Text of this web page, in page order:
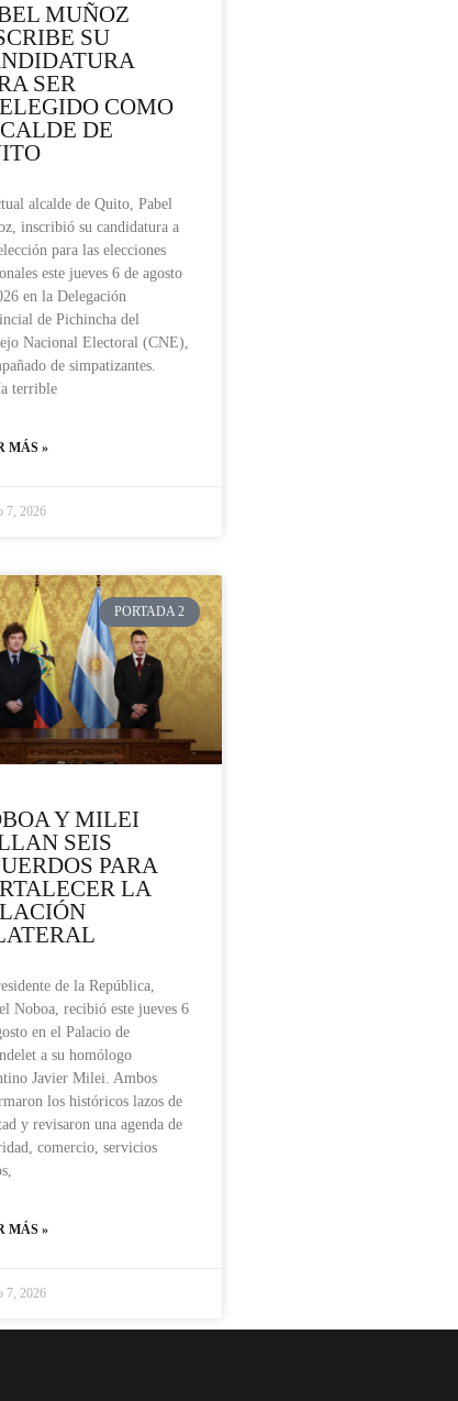
MUÑOZ
SU
SER
COMO
DE
alcalde de Quito, Pabel
inscribió su candidatura a
para las elecciones
este jueves 6 de agosto
en la Delegación
de Pichincha del
Nacional Electoral (CNE),
de simpatizantes.
terrible
MÁS »
7, 2026
PORTADA 2
Y MILEI
SEIS
PARA
LA
de la República,
Noboa, recibió este jueves 6
en el Palacio de
a su homólogo
Javier Milei. Ambos
los históricos lazos de
y revisaron una agenda de
comercio, servicios
MÁS »
7, 2026